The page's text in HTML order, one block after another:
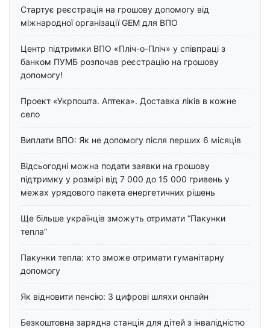
Стартує реєстрація на грошову допомогу від
міжнародної організації GEM для ВПО
Центр підтримки ВПО «Пліч-о-Пліч» у співпраці з
банком ПУМБ розпочав реєстрацію на грошову
допомогу!
Проект «Укрпошта. Аптека». Доставка ліків в кожне
село
Виплати ВПО: Як не допомогу після перших 6 місяців
Відсьогодні можна подати заявки на грошову
підтримку у розмірі від 7 000 до 15 000 гривень у
межах урядового пакета енергетичних рішень
Ще більше українців зможуть отримати “Пакунки
тепла”
Пакунки тепла: хто зможе отримати гуманітарну
допомогу
Як відновити пенсію: 3 цифрові шляхи онлайн
Безкоштовна зарядна станція для дітей з інвалідністю